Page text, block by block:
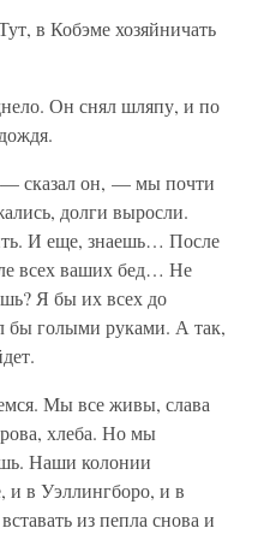
в Кобэме хозяйничать
Он снял шляпу, и по
сказал он, — мы почти
долги выросли.
И еще, знаешь… После
всех ваших бед… Не
Я бы их всех до
голыми руками. А так,
Мы все живы, слава
хлеба. Но мы
Наши колонии
и в Уэллингборо, и в
из пепла снова и